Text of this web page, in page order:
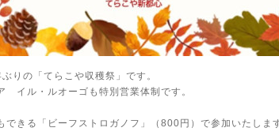
りの「てらこや収穫祭」です。
イル・ルオーゴも特別営業体制です。
できる「ビーフストロガノフ」（800円）で参加いたしま